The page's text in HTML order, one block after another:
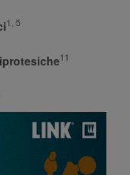
1, 5
11